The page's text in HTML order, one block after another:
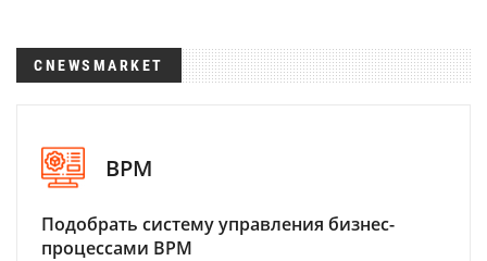
CNEWSMARKET
BPM
Подобрать систему управления бизнес-
процессами BPM